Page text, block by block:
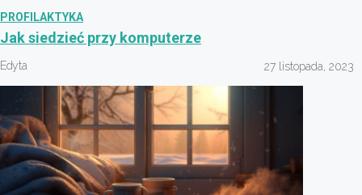
PROFILAKTYKA
Jak siedzieć przy komputerze
Edyta 27 listopada, 2023